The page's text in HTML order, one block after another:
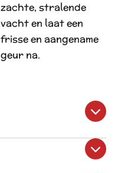
zachte, stralende
vacht en laat een
frisse en aangename
geur na.